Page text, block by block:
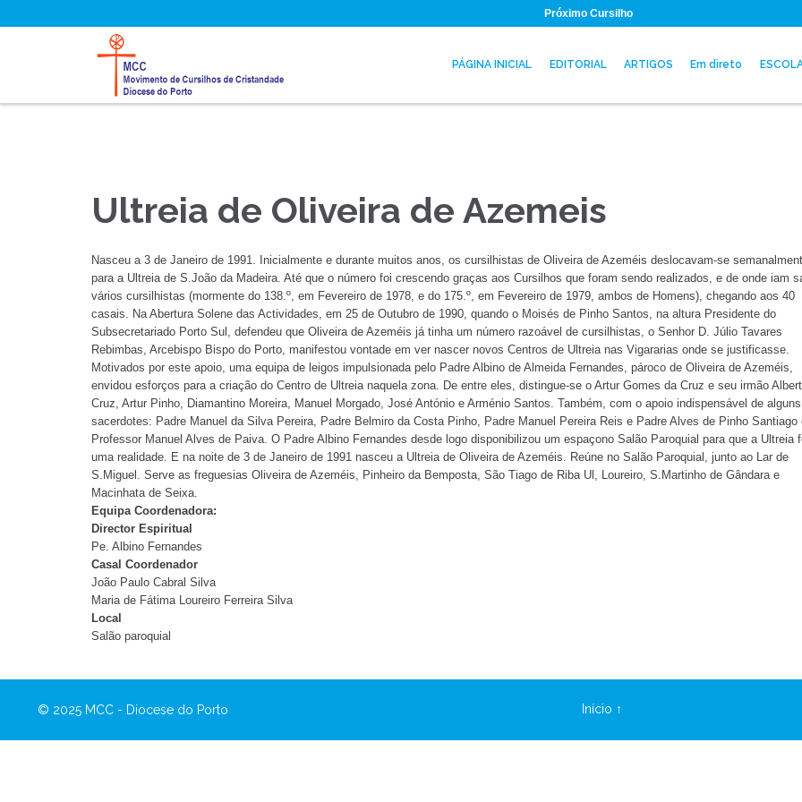
Próximo Cursilho
PÁGINA INICIAL EDITORIAL ARTIGOS Em direto
Ultreia de Oliveira de Azemeis
Nasceu a 3 de Janeiro de 1991. Inicialmente e durante muitos anos, os cursilhistas de Oliveira de Azeméis deslocavam-se
para a Ultreia de S.João da Madeira. Até que o número foi crescendo graças aos Cursilhos que foram sendo realizados, e de onde iam
vários cursilhistas (mormente do 138.º, em Fevereiro de 1978, e do 175.º, em Fevereiro de 1979, ambos de Homens), chegando aos 40
casais. Na Abertura Solene das Actividades, em 25 de Outubro de 1990, quando o Moisés de Pinho Santos, na altura Presidente do
Subsecretariado Porto Sul, defendeu que Oliveira de Azeméis já tinha um número razoável de cursilhistas, o Senhor D. Júlio Tavares
Rebimbas, Arcebispo Bispo do Porto, manifestou vontade em ver nascer novos Centros de Ultreia nas Vigararias onde se justificasse.
Motivados por este apoio, uma equipa de leigos impulsionada pelo Padre Albino de Almeida Fernandes, pároco de Oliveira de Azeméis,
envidou esforços para a criação do Centro de Ultreia naquela zona. De entre eles, distingue-se o Artur Gomes da Cruz e seu irmão
Cruz, Artur Pinho, Diamantino Moreira, Manuel Morgado, José António e Arménio Santos. Também, com o apoio indispensável de alguns
sacerdotes: Padre Manuel da Silva Pereira, Padre Belmiro da Costa Pinho, Padre Manuel Pereira Reis e Padre Alves de Pinho Santiago
Professor Manuel Alves de Paiva. O Padre Albino Fernandes desde logo disponibilizou um espaçono Salão Paroquial para que a Ultreia
uma realidade. E na noite de 3 de Janeiro de 1991 nasceu a Ultreia de Oliveira de Azeméis. Reúne no Salão Paroquial, junto ao Lar de
S.Miguel. Serve as freguesias Oliveira de Azeméis, Pinheiro da Bemposta, São Tiago de Riba Ul, Loureiro, S.Martinho de Gândara e
Macinhata de Seixa.
Equipa Coordenadora:
Director Espiritual
Pe. Albino Fernandes
Casal Coordenador
João Paulo Cabral Silva
Maria de Fátima Loureiro Ferreira Silva
Local
Salão paroquial
© 2025 MCC - Diocese do Porto Início ↑